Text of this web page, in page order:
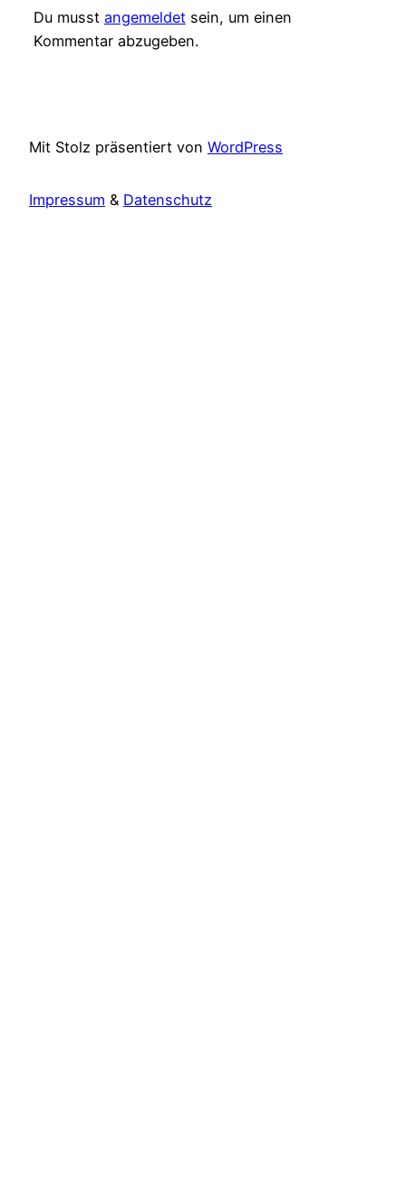
Du musst angemeldetsein, um einen
Kommentar abzugeben.
Mit Stolz präsentiert von WordPress
Impressum & Datenschutz